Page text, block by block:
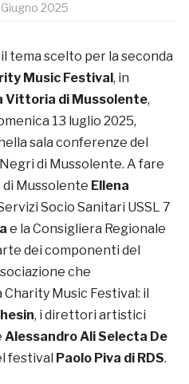
Giugno 2025
tema scelto per la seconda
Music Festival , in
Vittoria di Mussolente,
13 luglio 2025,
sala conferenze del
di Mussolente. A fare
di Mussolente Ellena
Socio Sanitari USSL 7
e la Consigliera Regionale
dei componenti del
che
Music Festival: il
, i direttori artistici
Alessandro Ali Selecta De
festival Paolo Piva di RDS.